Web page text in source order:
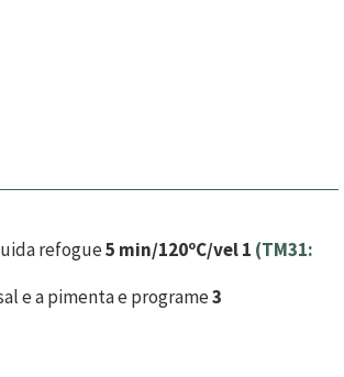
refogue5 min/120ºC/vel 1 (TM31:
e a pimenta e programe3